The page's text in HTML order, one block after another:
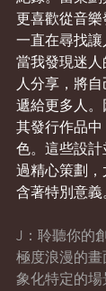
更喜歡從音
一直在尋找
當我發現迷
人分享，將
遞給更多人
其發行作品
色。這些設
過精心策劃
含著特別意義
J：聆聽你的
極度浪漫的
象化特定的